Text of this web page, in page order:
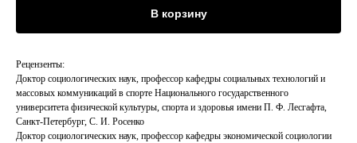
В корзину
Рецензенты:
Доктор социологических наук, профессор кафедры социальных технологий и
массовых коммуникаций в спорте Национального государственного
университета физической культуры, спорта и здоровья имени П. Ф. Лесгафта,
Санкт-Петербург, С. И. Росенко
Доктор социологических наук, профессор кафедры экономической социологии